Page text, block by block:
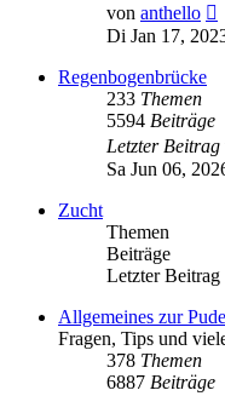
von anthello
Di Jan 17,
Regenbogenbrücke
233 Themen
5594 Beiträge
Letzter Beitrag
Sa Jun 06,
Zucht
Themen
Beiträge
Letzter Beitrag
Allgemeines zur
Fragen, Tips und
378 Themen
6887 Beiträge